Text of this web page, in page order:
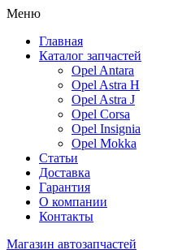
Меню
Главная
Каталог запчастей
Opel Antara
Opel Astra H
Opel Astra J
Opel Corsa
Opel Insignia
Opel Mokka
Статьи
Доставка
Гарантия
О компании
Контакты
Магазин автозапчастей